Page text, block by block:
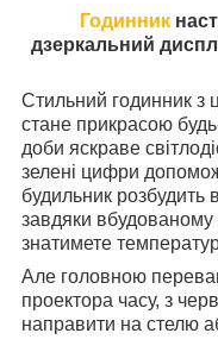
Годинник
дзеркальний
Стильний годинник з
стане прикрасою
доби яскраве
зелені цифри
будильник розбудить
завдяки
знатимете
Але головною
проектора часу, з
направити на стелю